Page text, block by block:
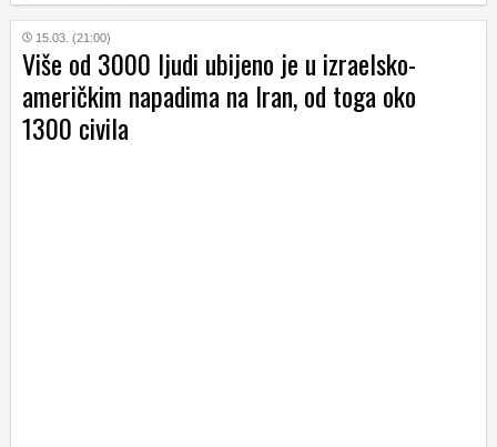
15.03. (21:00)
Više od 3000 ljudi ubijeno je u izraelsko-
američkim napadima na Iran, od toga oko
1300 civila